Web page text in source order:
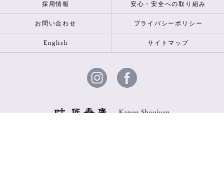
採用情報 安心・安全への取り組み
お問い合わせ プライバシーポリシー
English サイトマップ